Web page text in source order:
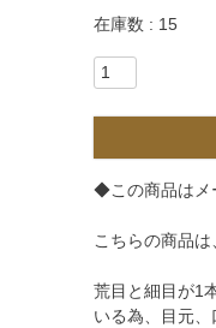
在庫数 15
◆この商品はメ
こちらの商品は
荒目と細目が1
いる為、目元、